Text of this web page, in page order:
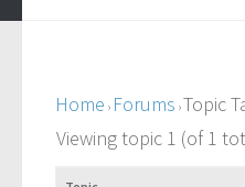
Home › Forums ›Topic
Viewing topic 1 (of 1